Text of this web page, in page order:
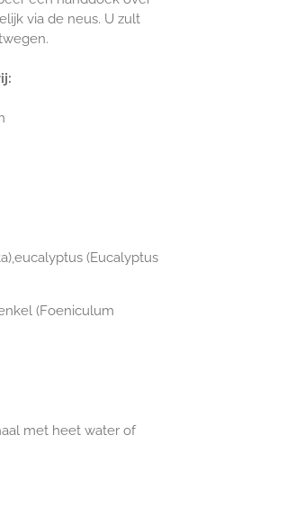
via de neus. U zult
(Eucalyptus
(Foeniculum
met heet water of